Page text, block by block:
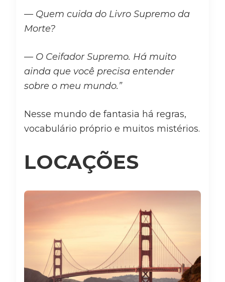
— Quem cuida do Livro Supremo da
Morte?
— O Ceifador Supremo. Há muito
ainda que você precisa entender
sobre o meu mundo.”
Nesse mundo de fantasia há regras,
vocabulário próprio e muitos mistérios.
LOCAÇÕES